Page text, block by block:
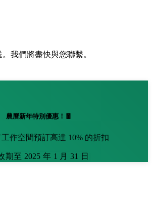
我們將盡快與您聯繫。
農曆新年特別優惠！🧧
作空間預訂高達 10% 的折扣
期至 2025 年 1 月 31 日